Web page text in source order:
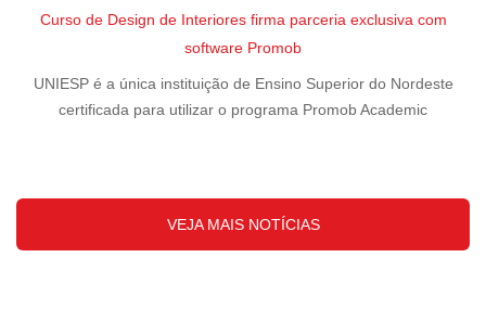
Curso de Design de Interiores firma parceria exclusiva com
software Promob
UNIESP é a única instituição de Ensino Superior do Nordeste
certificada para utilizar o programa Promob Academic
VEJA MAIS NOTÍCIAS